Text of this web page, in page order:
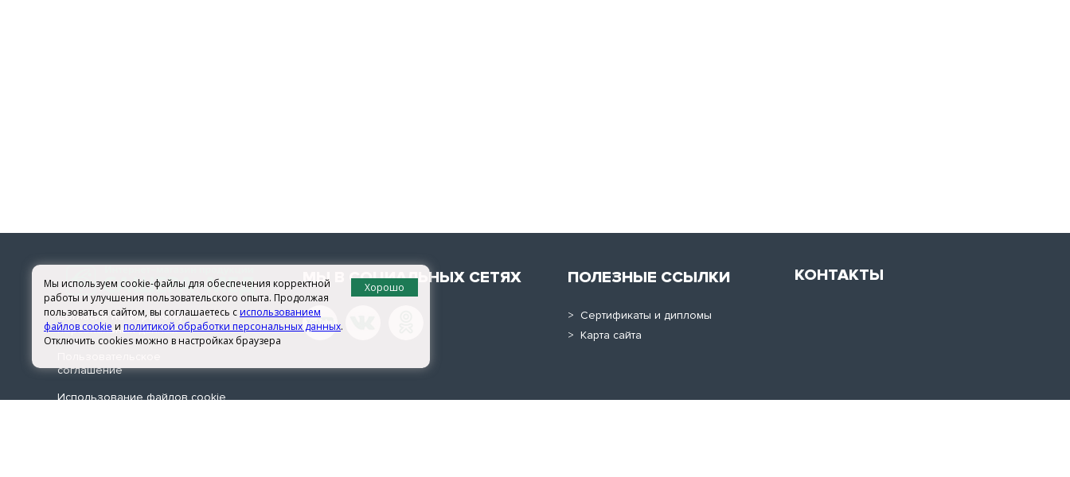
Согласие на обработку
персональных данных
соглашение
Использование файлов сookie
МЫ В СОЦИАЛЬНЫХ СЕТЯХ ПОЛЕЗНЫЕ ССЫЛКИ
> Сертификаты и дипломы
> Карта сайта
КОНТАКТЫ
Мы используем cookie-файлы для обеспечения корректной
работы и улучшения пользовательского опыта. Продолжая
пользоваться сайтом, вы соглашаетесь с использованием
файлов cookie и политикой обработки персональных данных.
Отключить cookies можно в настройках браузера
Хорошо